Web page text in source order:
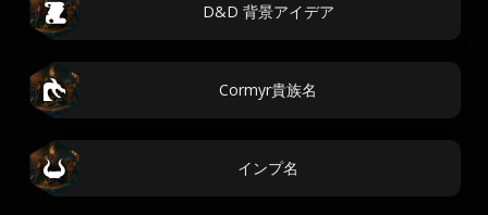
D&D 背景アイデア
Cormyr貴族名
インプ名